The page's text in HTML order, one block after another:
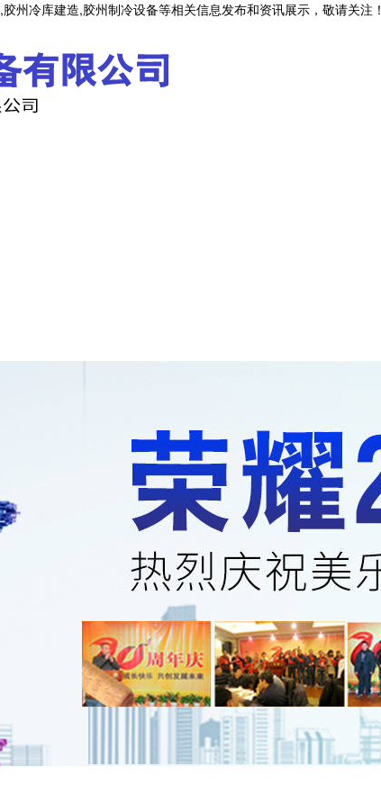
,胶州冷库建造,胶州制冷设备等相关信息发布和资讯展示，敬请关注！